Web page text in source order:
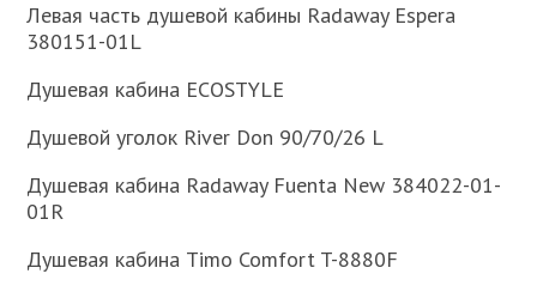
Левая часть душевой кабины Radaway Espera
380151-01L
Душевая кабина ECOSTYLE
Душевой уголок River Don 90/70/26 L
Душевая кабина Radaway Fuenta New 384022-01-
01R
Душевая кабина Timo Comfort T-8880F